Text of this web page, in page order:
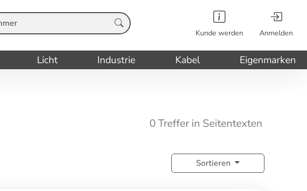
Kunde werden Anmelden
Licht Industrie Kabel Eigenmarken
0 Treffer in Seitentexten
Sortieren